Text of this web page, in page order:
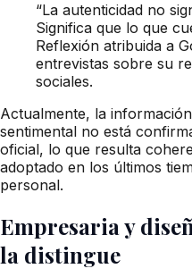
“La autenticidad no
Significa que lo que
Reflexión atribuida a
entrevistas sobre su
sociales.
Actualmente, la
sentimental no está
oficial, lo que resulta
adoptado en los últimos
personal.
Empresaria y
la distingue